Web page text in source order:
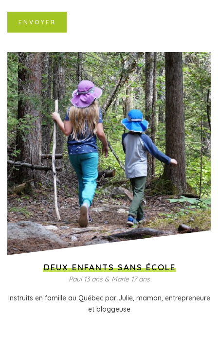
DEUX ENFANTS SANS ÉCOLE
Paul 13 ans & Marie 17 ans
instruits en famille au Québec par Julie, maman, entrepreneure
et bloggeuse